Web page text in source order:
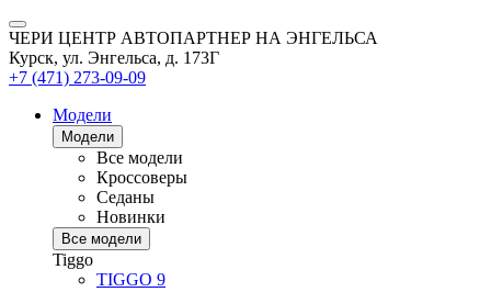
ЧЕРИ ЦЕНТР АВТОПАРТНЕР НА ЭНГЕЛЬСА
Курск, ул. Энгельса, д. 173Г
+7 (471) 273-09-09
Модели
Модели
Все модели
Кроссоверы
Седаны
Новинки
Все модели
Tiggo
TIGGO 9